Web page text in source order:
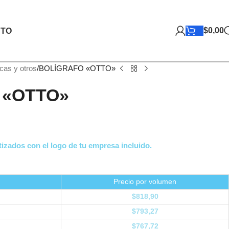
$0,00
y otros BOLÍGRAFO «OTTO»
con el logo de tu empresa incluido.
Precio por volumen
$818,90
$793,27
$767,72